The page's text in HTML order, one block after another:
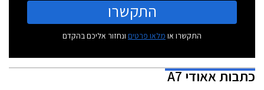
התקשרו
התקשרו או מלאו פרטים ונחזור אליכם בהקדם
כתבותאאודי A7